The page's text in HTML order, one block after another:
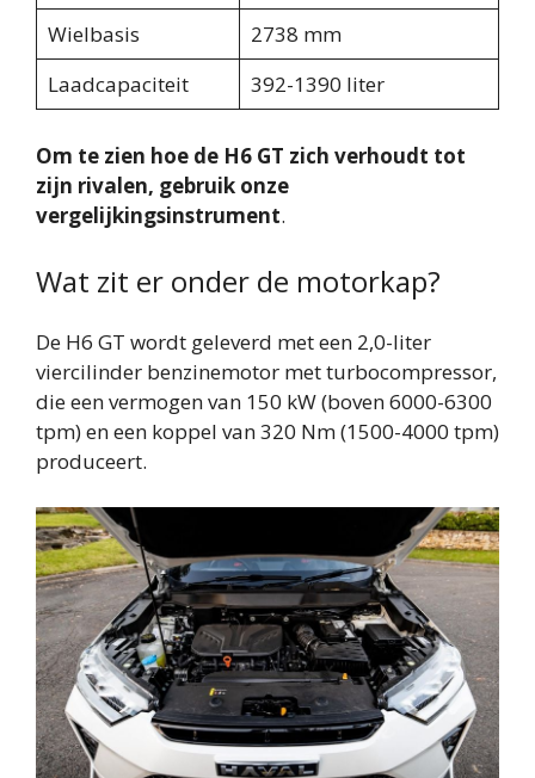
Wielbasis
2738 mm
Laadcapaciteit
392-1390 liter
Om te zien hoe de H6 GT zich verhoudt tot
zijn rivalen, gebruik onze
vergelijkingsinstrument.
Wat zit er onder de motorkap?
De H6 GT wordt geleverd met een 2,0-liter
viercilinder benzinemotor met turbocompressor,
die een vermogen van 150 kW (boven 6000-6300
tpm) en een koppel van 320 Nm (1500-4000 tpm)
produceert.